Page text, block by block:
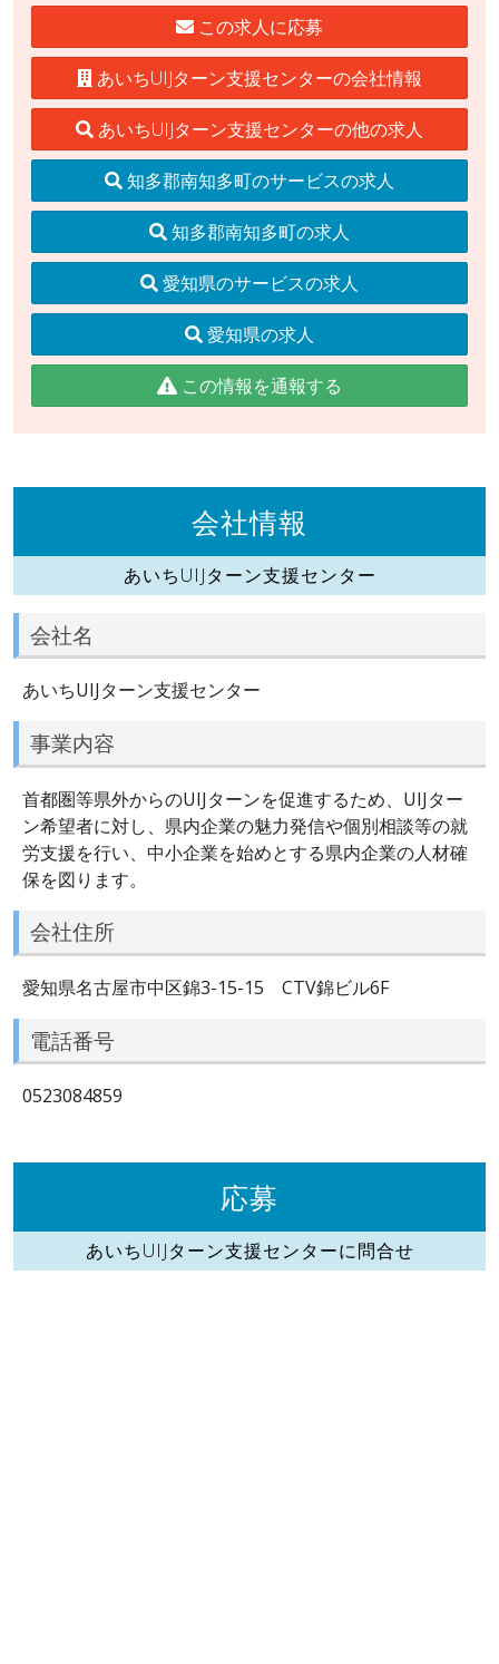
この求人に応募
あいちUIJターン支援センターの会社情報
あいちUIJターン支援センターの他の求人
知多郡南知多町のサービスの求人
知多郡南知多町の求人
愛知県のサービスの求人
愛知県の求人
この情報を通報する
会社情報
あいちUIJターン支援センター
会社名
あいちUIJターン支援センター
事業内容
首都圏等県外からのUIJターンを促進するため、UIJター
ン希望者に対し、県内企業の魅力発信や個別相談等の就
労支援を行い、中小企業を始めとする県内企業の人材確
保を図ります。
会社住所
愛知県名古屋市中区錦3-15-15 CTV錦ビル6F
電話番号
0523084859
応募
あいちUIJターン支援センターに問合せ